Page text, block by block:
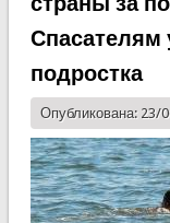
Спасателям
подростка
Опубликована: 23/